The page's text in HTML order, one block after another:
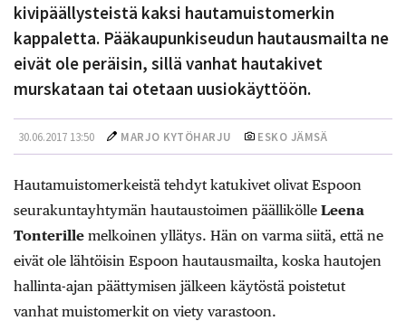
kivipäällysteistä kaksi hautamuistomerkin
kappaletta. Pääkaupunkiseudun hautausmailta ne
eivät ole peräisin, sillä vanhat hautakivet
murskataan tai otetaan uusiokäyttöön.
30.06.2017 13:50 MARJO KYTÖHARJU ESKO JÄMSÄ
Hautamuistomerkeistä tehdyt katukivet olivat Espoon
seurakuntayhtymän hautaustoimen päällikölle Leena
Tonterille melkoinen yllätys. Hän on varma siitä, että ne
eivät ole lähtöisin Espoon hautausmailta, koska hautojen
hallinta-ajan päättymisen jälkeen käytöstä poistetut
vanhat muistomerkit on viety varastoon.